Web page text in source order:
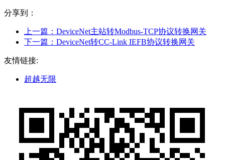
分享到：
上一篇： DeviceNet主站转Modbus-TCP协议转换网关
下一篇： DeviceNet转CC-Link IEFB协议转换网关
友情链接:
超越无限